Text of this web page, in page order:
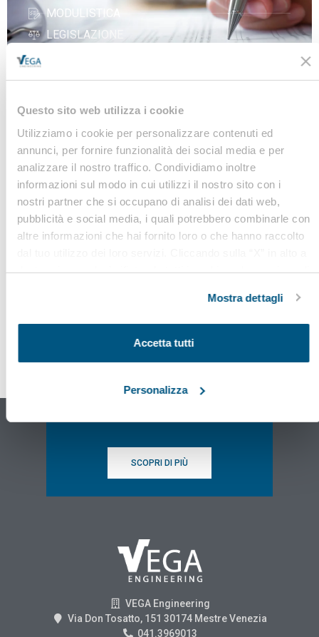
Questo sito web utilizza i cookie
Utilizziamo i cookie per personalizzare contenuti ed
annunci, per fornire funzionalità dei social media e per
analizzare il nostro traffico. Condividiamo inoltre
informazioni sul modo in cui utilizzi il nostro sito con i
nostri partner che si occupano di analisi dei dati web,
pubblicità e social media, i quali potrebbero combinarle con
altre informazioni che hai fornito loro o che hanno raccolto
destra si procederà rifiutando tutti i cookie, ad eccezione di
Mostra dettagli
Accetta tutti
Personalizza
MODULISTICA
LEGISLAZIONE
Iscriviti alla nostra
Notizie, Modulistica e Linee Guida gratuite per
rimanere sempre aggiornato sulle novità legislative
e normative
Iscriviti
lavoro
SCOPRI DI PIÙ
VEGA Engineering
Via Don Tosatto, 151 30174 Mestre Venezia
041.3969013